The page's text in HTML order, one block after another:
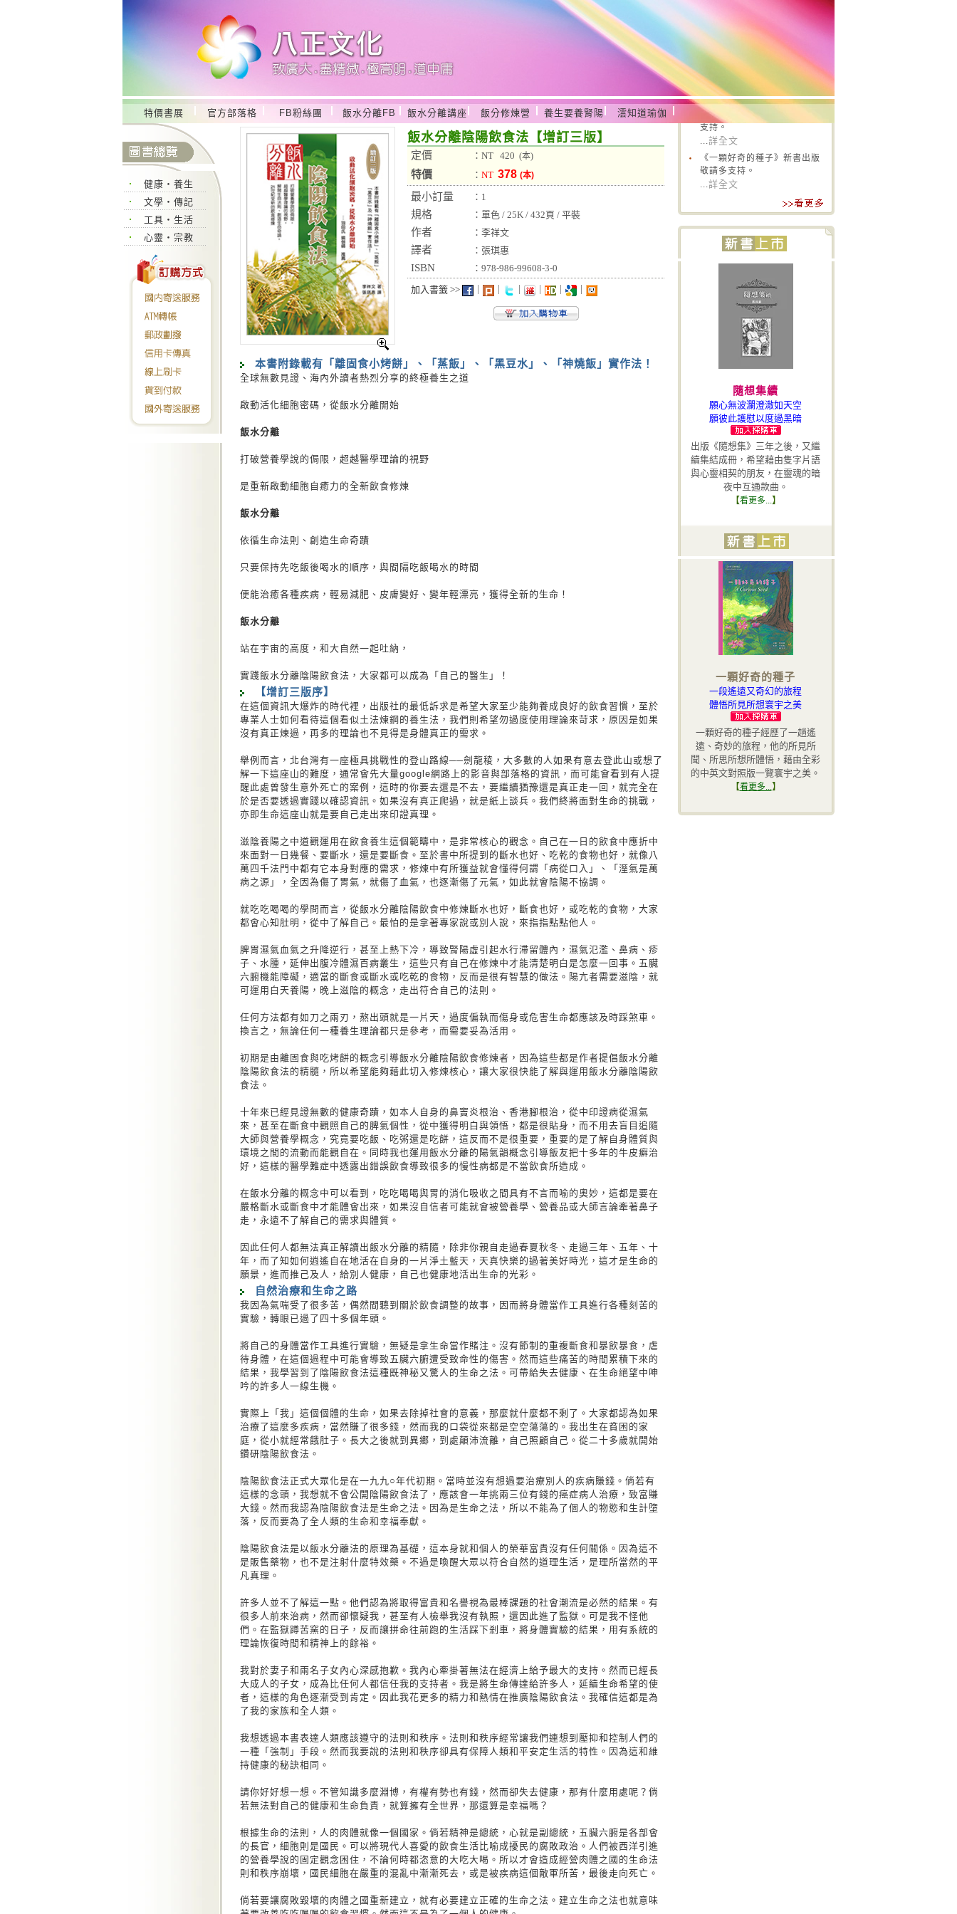
特價書展 官方部落格 FB粉絲團 飯水分離FB 飯水分離講座 飯分修煉營 養生要養腎陽 澐知道瑜伽
健康‧養生
文學‧傳記
工具‧生活
心靈‧宗教
飯水分離陰陽飲食法【增訂三版】
定價 ：NT 420 (本)
特價 ： NT 378 (本)
最小訂量 ：1
規格 ：單色 / 25K / 432頁 / 平裝
作者 ：李祥文
譯者 ：張琪惠
ISBN
：978-986-99608-3-0
加入書籤 >>
本書附錄載有「離固食小烤餅」、「蒸飯」、「黑豆水」、「神燒飯」實作法！
全球無數見證、海內外讀者熱烈分享的終極養生之道
啟動活化細胞密碼，從飯水分離開始
飯水分離
打破營養學說的侷限，超越醫學理論的視野
是重新啟動細胞自癒力的全新飲食修煉
飯水分離
依循生命法則、創造生命奇蹟
只要保持先吃飯後喝水的順序，與間隔吃飯喝水的時間
便能治癒各種疾病，輕易減肥、皮膚變好、變年輕漂亮，獲得全新的生命！
飯水分離
站在宇宙的高度，和大自然一起吐納，
實踐飯水分離陰陽飲食法，大家都可以成為「自己的醫生」！
【增訂三版序】
在這個資訊大爆炸的時代裡，出版社的最低訴求是希望大家至少能夠養成良好的飲食習慣，至於
專業人士如何看待這個看似土法煉鋼的養生法，我們則希望勿過度使用理論來苛求，原因是如果
沒有真正煉過，再多的理論也不見得是身體真正的需求。
舉例而言，北台灣有一座極具挑戰性的登山路線──劍龍稜，大多數的人如果有意去登此山或想了
解一下這座山的難度，通常會先大量google網路上的影音與部落格的資訊，而可能會看到有人提
醒此處曾發生意外死亡的案例，這時的你要去還是不去，要繼續猶豫還是真正走一回，就完全在
於是否要透過實踐以確認資訊。如果沒有真正爬過，就是紙上談兵。我們終將面對生命的挑戰，
亦即生命這座山就是要自己走出來印證真理。
滋陰養陽之中道觀運用在飲食養生這個範疇中，是非常核心的觀念。自己在一日的飲食中應折中
來面對一日幾餐、要斷水，還是要斷食。至於書中所提到的斷水也好、吃乾的食物也好，就像八
萬四千法門中都有它本身對應的需求，修煉中有所獲益就會懂得何謂「病從口入」、「溼氣是萬
病之源」，全因為傷了胃氣，就傷了血氣，也逐漸傷了元氣，如此就會陰陽不協調。
就吃吃喝喝的學問而言，從飯水分離陰陽飲食中修煉斷水也好，斷食也好，或吃乾的食物，大家
都會心知肚明，從中了解自己。最怕的是拿著專家說或別人說，來指指點點他人。
脾胃濕氣血氣之升降逆行，甚至上熱下冷，導致腎陽虛引起水行滯留體內，濕氣氾濫、鼻病、疹
子、水腫，延伸出腹冷體濕百病叢生，這些只有自己在修煉中才能清楚明白是怎麼一回事。五臟
六腑機能障礙，適當的斷食或斷水或吃乾的食物，反而是很有智慧的做法。陽亢者需要滋陰，就
可運用白天養陽，晚上滋陰的概念，走出符合自己的法則。
任何方法都有如刀之兩刃，熬出頭就是一片天，過度偏執而傷身或危害生命都應該及時踩煞車。
換言之，無論任何一種養生理論都只是參考，而需要妥為活用。
初期是由離固食與吃烤餅的概念引導飯水分離陰陽飲食修煉者，因為這些都是作者提倡飯水分離
陰陽飲食法的精髓，所以希望能夠藉此切入修煉核心，讓大家很快能了解與運用飯水分離陰陽飲
食法。
十年來已經見證無數的健康奇蹟，如本人自身的鼻竇炎根治、香港腳根治，從中印證病從濕氣
來，甚至在斷食中觀照自己的脾氣個性，從中獲得明白與領悟，都是很貼身，而不用去盲目追隨
大師與營養學概念，究竟要吃飯、吃粥還是吃餅，這反而不是很重要，重要的是了解自身體質與
環境之間的流動而能觀自在。同時我也運用飯水分離的陽氣韻概念引導飯友把十多年的牛皮癬治
好，這樣的醫學難症中透露出錯誤飲食導致很多的慢性病都是不當飲食所造成。
在飯水分離的概念中可以看到，吃吃喝喝與胃的消化吸收之間具有不言而喻的奧妙，這都是要在
嚴格斷水或斷食中才能體會出來，如果沒自信者可能就會被營養學、營養品或大師言論牽著鼻子
走，永遠不了解自己的需求與體質。
因此任何人都無法真正解讀出飯水分離的精隨，除非你親自走過春夏秋冬、走過三年、五年、十
年，而了知如何逍遙自在地活在自身的一片淨土藍天，天真快樂的過著美好時光，這才是生命的
願景，進而推己及人，給別人健康，自己也健康地活出生命的光彩。
自然治療和生命之路
我因為氣喘受了很多苦，偶然間聽到關於飲食調整的故事，因而將身體當作工具進行各種刻苦的
實驗，轉眼已過了四十多個年頭。
將自己的身體當作工具進行實驗，無疑是拿生命當作賭注。沒有節制的重複斷食和暴飲暴食，虐
待身體，在這個過程中可能會導致五臟六腑遭受致命性的傷害。然而這些痛苦的時間累積下來的
結果，我學習到了陰陽飲食法這種既神秘又驚人的生命之法。可帶給失去健康、在生命絕望中呻
吟的許多人一線生機。
實際上「我」這個個體的生命，如果去除掉社會的意義，那麼就什麼都不剩了。大家都認為如果
治療了這麼多疾病，當然賺了很多錢，然而我的口袋從來都是空空蕩蕩的。我出生在貧困的家
庭，從小就經常餓肚子。長大之後就到異鄉，到處顛沛流離，自己照顧自己。從二十多歲就開始
鑽研陰陽飲食法。
陰陽飲食法正式大眾化是在一九九○年代初期。當時並沒有想過要治療別人的疾病賺錢。倘若有
這樣的念頭，我想就不會公開陰陽飲食法了，應該會一年挑兩三位有錢的癌症病人治療，致富賺
大錢。然而我認為陰陽飲食法是生命之法。因為是生命之法，所以不能為了個人的物慾和生計墮
落，反而要為了全人類的生命和幸福奉獻。
陰陽飲食法是以飯水分離法的原理為基礎，這本身就和個人的榮華富貴沒有任何關係。因為這不
是販售藥物，也不是注射什麼特效藥。不過是喚醒大眾以符合自然的道理生活，是理所當然的平
凡真理。
許多人並不了解這一點。他們認為將取得富貴和名譽視為最棒課題的社會潮流是必然的結果。有
很多人前來治病，然而卻懷疑我，甚至有人檢舉我沒有執照，還因此進了監獄。可是我不怪他
們。在監獄蹲苦窯的日子，反而讓拼命往前跑的生活踩下剎車，將身體實驗的結果，用有系統的
理論恢復時間和精神上的餘裕。
我對於妻子和兩名子女內心深感抱歉。我內心牽掛著無法在經濟上給予最大的支持。然而已經長
大成人的子女，成為比任何人都信任我的支持者。我是將生命傳達給許多人，延續生命希望的使
者，這樣的角色逐漸受到肯定。因此我花更多的精力和熱情在推廣陰陽飲食法。我確信這都是為
了我的家族和全人類。
我想透過本書表達人類應該遵守的法則和秩序。法則和秩序經常讓我們連想到壓抑和控制人們的
一種「強制」手段。然而我要說的法則和秩序卻具有保障人類和平安定生活的特性。因為這和維
持健康的秘訣相同。
請你好好想一想。不管知識多麼淵博，有權有勢也有錢，然而卻失去健康，那有什麼用處呢？倘
若無法對自己的健康和生命負責，就算擁有全世界，那還算是幸福嗎？
根據生命的法則，人的肉體就像一個國家。倘若精神是總統，心就是副總統，五臟六腑是各部會
的長官，細胞則是國民。可以將現代人喜愛的飲食生活比喻成擾民的腐敗政治。人們被西洋引進
的營養學說的固定觀念困住，不論何時都恣意的大吃大喝。所以才會造成經營肉體之國的生命法
則和秩序崩壞，國民細胞在嚴重的混亂中漸漸死去，或是被疾病這個敵軍所苦，最後走向死亡。
倘若要讓腐敗毀壞的肉體之國重新建立，就有必要建立正確的生命之法。建立生命之法也就意味
《隨想集續》新書出版敬請多
支持。
詳全文
《一顆好奇的種子》新書出版
敬請多支持。
詳全文
歡迎加入八正書香網，查閱飯
水分離最新活動行程。
...詳全文
《隨想集續》新書出版敬請多
支持。
詳全文
《一顆好奇的種子》新書出版
敬請多支持。
歡迎加入八正書香網，查閱飯
水分離最新活動行程。
隨想集續
願心無波瀾澄澈如天空
願彼此護慰以度過黑暗
出版《隨想集》三年之後，又繼
續集結成冊，希望藉由隻字片語
與心靈相契的朋友，在靈魂的暗
夜中互通款曲。
【看更多...】
一顆好奇的種子
一段遙遠又奇幻的旅程
體悟所見所想寰宇之美
一顆好奇的種子經歷了一趟遙
遠、奇妙的旅程，他的所見所
聞、所思所想所體悟，藉由全彩
的中英文對照版一覽寰宇之美。
【看更多...】